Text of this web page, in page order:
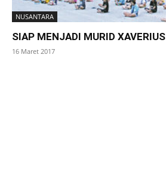
NUSANTARA
SIAP MENJADI MURID XAVERIUS
16 Maret 2017